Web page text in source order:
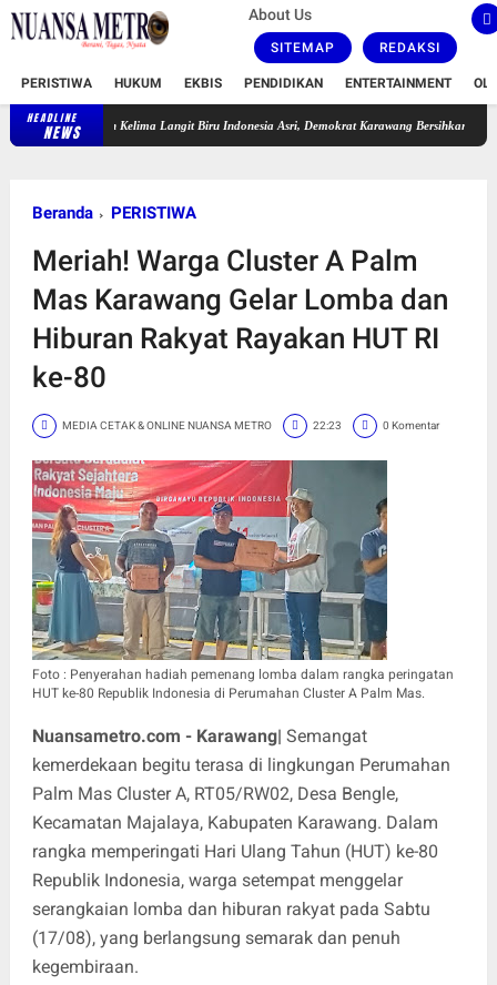
About Us
SITEMAP REDAKSI
PERISTIWA HUKUM EKBIS PENDIDIKAN ENTERTAINMENT
HEADLINE
NEWS
Pekan Kelima Langit Biru Indonesia Asri, Demokrat Karawang Bersihkan TPU Leuweung
Beranda PERISTIWA
Meriah! Warga Cluster A Palm
Mas Karawang Gelar Lomba dan
Hiburan Rakyat Rayakan HUT RI
ke-80
MEDIA CETAK & ONLINE NUANSA METRO 22:23 0 Komentar
Foto : Penyerahan hadiah pemenang lomba dalam rangka peringatan
HUT ke-80 Republik Indonesia di Perumahan Cluster A Palm Mas.
Nuansametro.com - Karawang| Semangat
kemerdekaan begitu terasa di lingkungan Perumahan
Palm Mas Cluster A, RT05/RW02, Desa Bengle,
Kecamatan Majalaya, Kabupaten Karawang. Dalam
rangka memperingati Hari Ulang Tahun (HUT) ke-80
Republik Indonesia, warga setempat menggelar
serangkaian lomba dan hiburan rakyat pada Sabtu
(17/08), yang berlangsung semarak dan penuh
kegembiraan.